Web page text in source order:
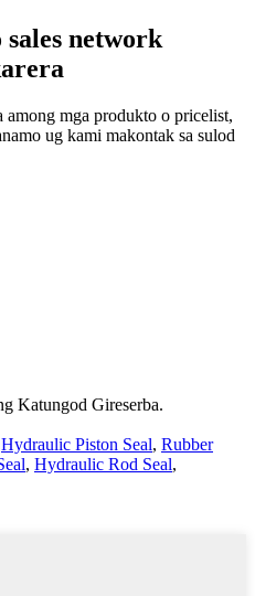
network
among mga produkto o pricelist,
ug kami makontak sa sulod
Katungod Gireserba.
Hydraulic Piston Seal, Rubber
, Hydraulic Rod Seal,